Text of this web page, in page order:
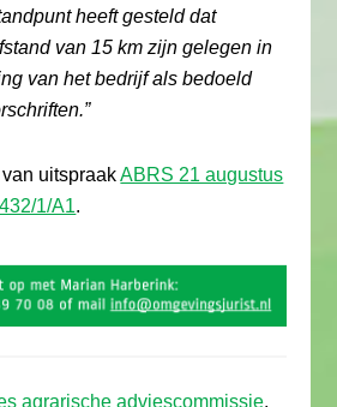
heeft gesteld dat
van 15 km zijn gelegen in
van het bedrijf als bedoeld
van uitspraakABRS 21 augustus
1/A1.
agrarische adviescommissie,